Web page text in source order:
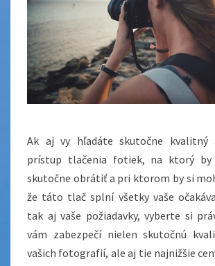
Ak aj vy hľadáte skutočne kvalitný
prístup tlačenia fotiek, na ktorý
skutočne obrátiť a pri ktorom by si
že táto tlač splní všetky vaše
tak aj vaše požiadavky, vyberte si
vám zabezpečí nielen skutočnú
vašich fotografií, ale aj tie najnižšie